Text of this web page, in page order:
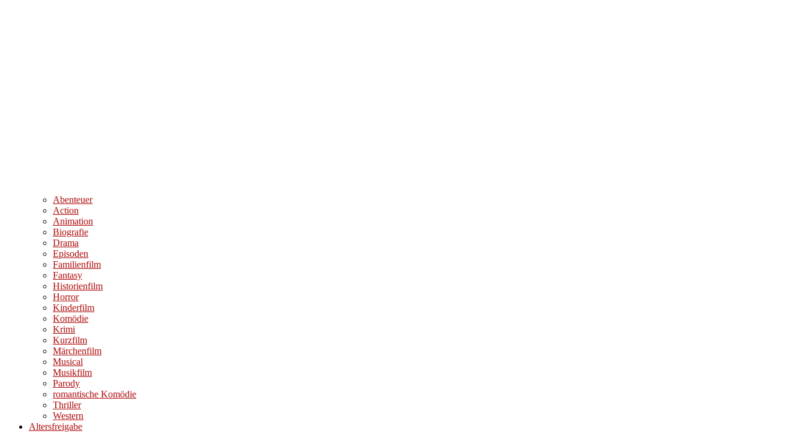
Abenteuer
Action
Animation
Biografie
Drama
Episoden
Familienfilm
Fantasy
Historienfilm
Horror
Kinderfilm
Komödie
Krimi
Kurzfilm
Märchenfilm
Musical
Musikfilm
Parody
romantische Komödie
Thriller
Western
Altersfreigabe